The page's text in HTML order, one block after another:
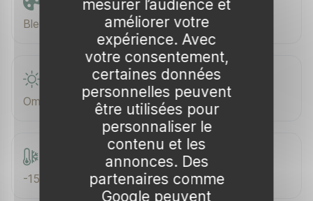
Bleu violacé
Exposition
Ombre / Mi-ombre
-15 °C
mesurer l’audience et
améliorer votre
expérience. Avec
votre consentement,
certaines données
personnelles peuvent
être utilisées pour
personnaliser le
contenu et les
annonces. Des
partenaires comme
Google peuvent